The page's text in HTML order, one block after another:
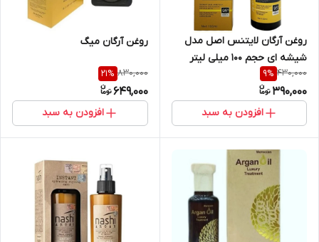
روغن آرگان لایتنس اصل مدل
شیشه ای حجم 100 میلی لیتر
430,000
9%
390,000
افزودن به سبد
روغن آرگان میگ
830,000
21%
649,000
افزودن به سبد